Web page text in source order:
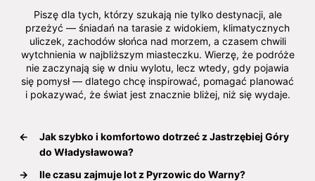
Piszę dla tych, którzy szukają nie tylko destynacji, ale
przeżyć — śniadań na tarasie z widokiem, klimatycznych
uliczek, zachodów słońca nad morzem, a czasem chwili
wytchnienia w najbliższym miasteczku. Wierzę, że podróże
nie zaczynają się w dniu wylotu, lecz wtedy, gdy pojawia
się pomysł — dlatego chcę inspirować, pomagać planować
i pokazywać, że świat jest znacznie bliżej, niż się wydaje.
←
Jak szybko i komfortowo dotrzeć z Jastrzębiej Góry
do Władysławowa?
→
Ile czasu zajmuje lot z Pyrzowic do Warny?